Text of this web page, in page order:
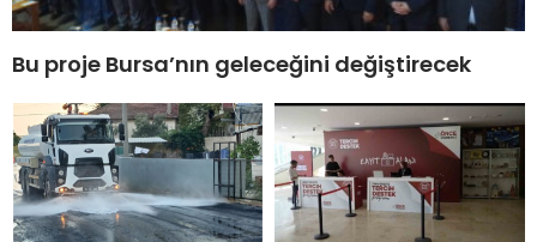
Bu proje Bursa’nın geleceğini değiştirecek